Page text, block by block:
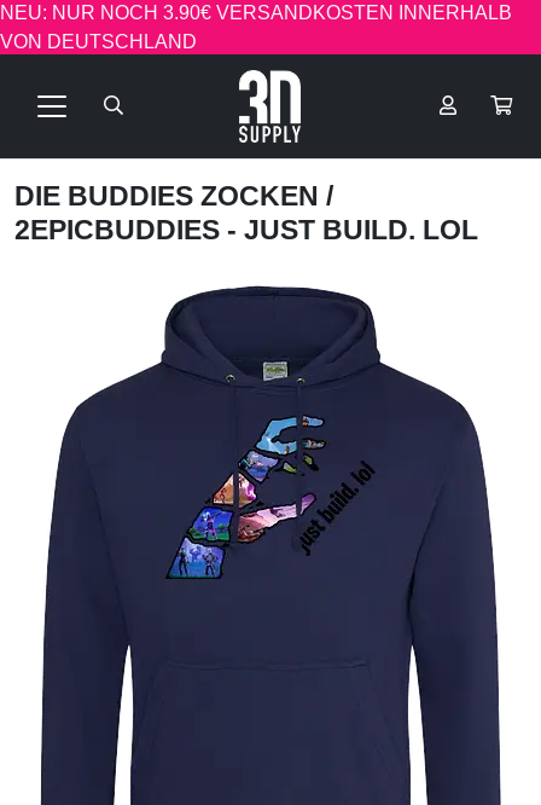
NEU: NUR NOCH 3.90€ VERSANDKOSTEN INNERHALB
VON DEUTSCHLAND
DIE BUDDIES ZOCKEN /
2EPICBUDDIES - JUST BUILD. LOL